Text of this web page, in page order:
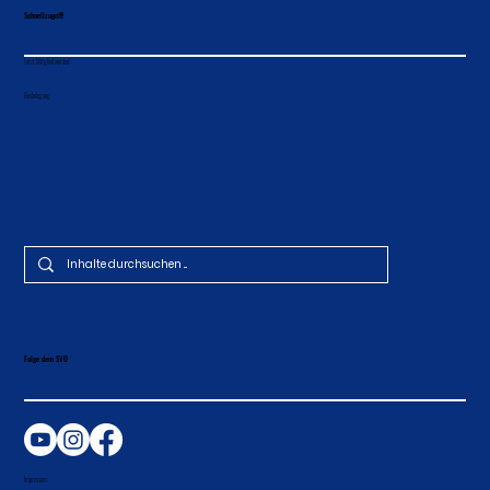
Schnellzugriff
Jetzt Mitglied werden!
Busbelegung
Folge dem SVO
Impressum